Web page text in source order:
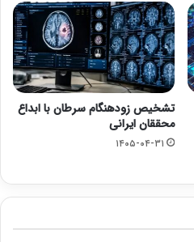
تشخیص زودهنگام سرطان با ابداع
محققان ایرانی
۱۴۰۵-۰۴-۳۱